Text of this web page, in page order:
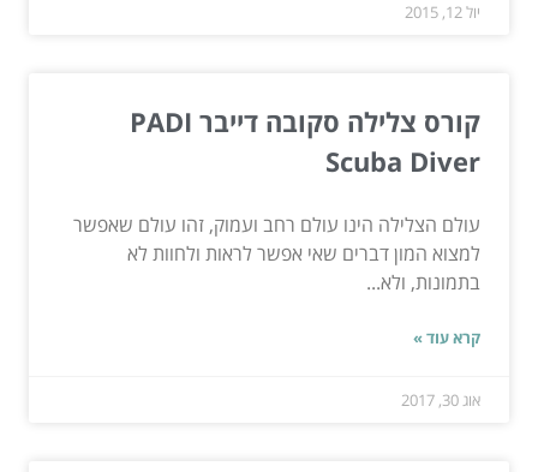
יול 12, 2015
קורס צלילה סקובה דייבר PADI
Scuba Diver
עולם הצלילה הינו עולם רחב ועמוק, זהו עולם שאפשר
למצוא המון דברים שאי אפשר לראות ולחוות לא
בתמונות, ולא...
קרא עוד »
אוג 30, 2017